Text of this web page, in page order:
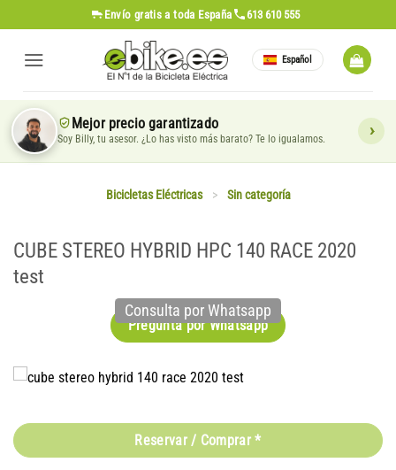
al
contenido
Envío gratis a toda España 613 610 555
Español
Mejor precio garantizado
Soy Billy, tu asesor. ¿Lo has visto más barato? Te lo igualamos.
Bicicletas Eléctricas > Sin categoría
CUBE STEREO HYBRID HPC 140 RACE 2020
test
Pregunta por Whatsapp
Consulta por Whatsapp
Reservar / Comprar *